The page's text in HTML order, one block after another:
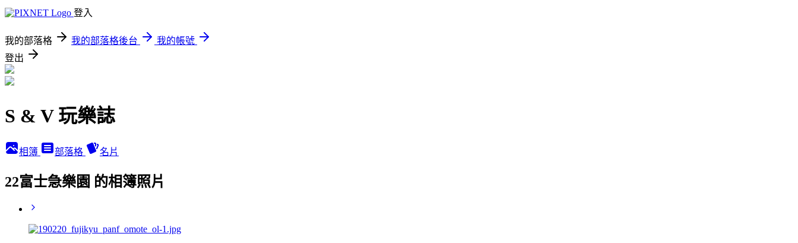
登入
我的部落格 我的部落格後台
我的帳號
登出
S & V 玩樂誌
相簿 部落格 名片
22富士急樂園 的相簿照片